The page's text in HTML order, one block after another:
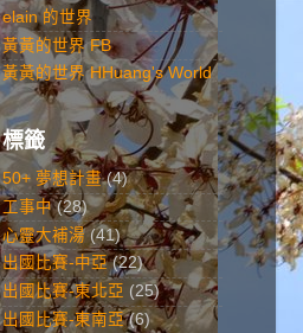
elain 的世界
黃黃的世界 FB
黃黃的世界 HHuang's World
標籤
50+ 夢想計畫 (4)
工事中 (28)
心靈大補湯 (41)
出國比賽-中亞 (22)
出國比賽-東北亞 (25)
出國比賽-東南亞 (6)